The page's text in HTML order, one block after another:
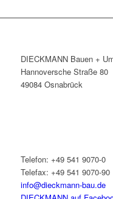
DIECKMANN Bauen +
Hannoversche Straße 80
49084 Osnabrück
Telefon: +49 541 9070-0
Telefax: +49 541 9070-90
info@dieckmann-bau.de